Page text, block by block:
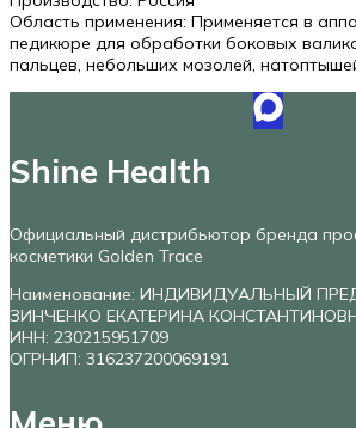
Область применения: Применяется в
педикюре для обработки боковых
пальцев, небольших мозолей,
Shine Health
Официальный дистрибьютор бренда
косметики Golden Trace
Наименование: ИНДИВИДУАЛЬНЫЙ
ЗИНЧЕНКО ЕКАТЕРИНА
ИНН: 230215951709
ОГРНИП: 316237200069191